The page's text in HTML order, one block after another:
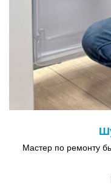
Мастер по ремонту